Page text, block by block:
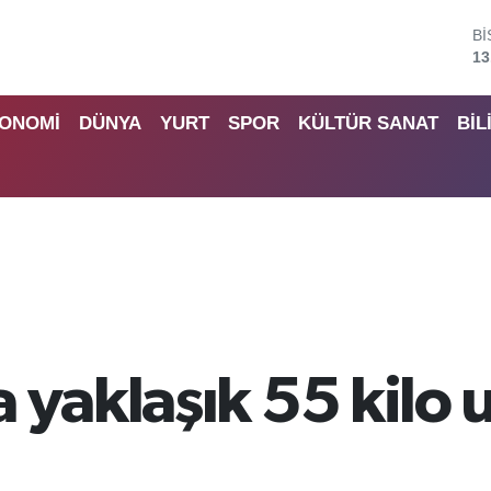
DÜNYA YURT SPOR KÜLTÜR SANAT
yaklaşık 55 kilo